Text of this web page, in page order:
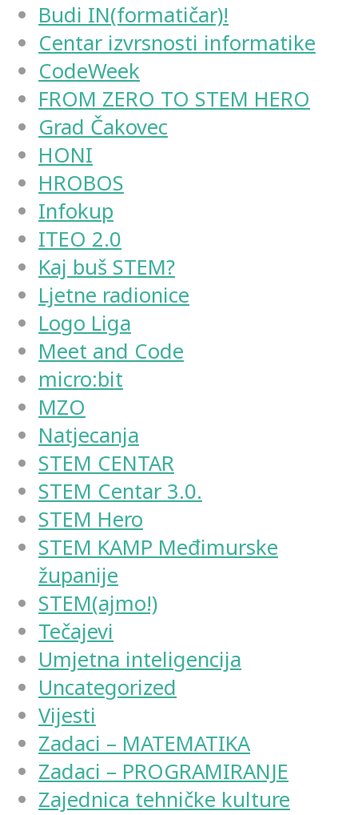
Budi IN(formatičar)!
Centar izvrsnosti informatike
CodeWeek
FROM ZERO TO STEM HERO
Grad Čakovec
HONI
HROBOS
Infokup
ITEO 2.0
Kaj buš STEM?
Ljetne radionice
Logo Liga
Meet and Code
micro:bit
MZO
Natjecanja
STEM CENTAR
STEM Centar 3.0.
STEM Hero
STEM KAMP Međimurske
županije
STEM(ajmo!)
Tečajevi
Umjetna inteligencija
Uncategorized
Vijesti
Zadaci – MATEMATIKA
Zadaci – PROGRAMIRANJE
Zajednica tehničke kulture